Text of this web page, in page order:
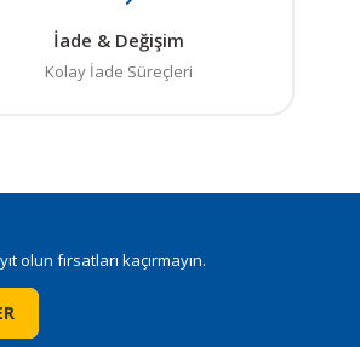
İade & Değişim
Kolay İade Süreçleri
fırsatları kaçırmayın.